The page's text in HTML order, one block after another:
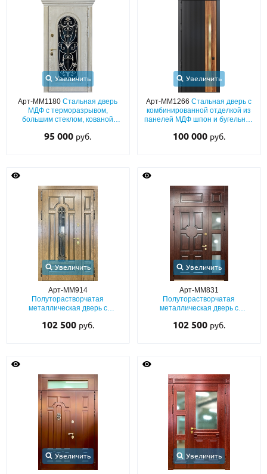
Увеличить
Арт-ММ1180Стальная дверь
МДФ с терморазрывом,
большим стеклом, кованой
95 000 руб.
Увеличить
Арт-ММ1266Стальная дверь с
комбинированной отделкой из
панелей МДФ шпон и бугельной
100 000 руб.
Увеличить
Арт-ММ914
Полуторастворчатая
металлическая дверь с
с натуральным шпоном, с узким
102 500 руб.
Увеличить
Арт-ММ831
Полуторастворчатая
металлическая дверь с
со шпоном, с глухой фрамугой и
102 500 руб.
Увеличить Увеличить